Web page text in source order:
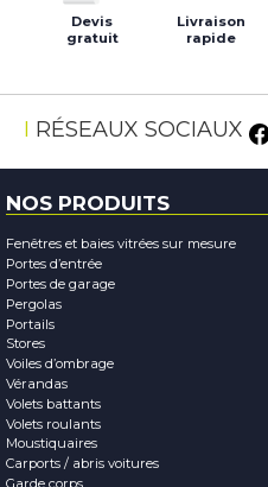
Devis
gratuit
Livraison
rapide
RÉSEAUX SOCIAUX
NOS PRODUITS
Fenêtres et baies vitrées sur mesure
Portes d’entrée
Portes de garage
Pergolas
Portails
Stores
Voiles d’ombrage
Vérandas
Volets battants
Volets roulants
Moustiquaires
Carports / abris voitures
Garde corps